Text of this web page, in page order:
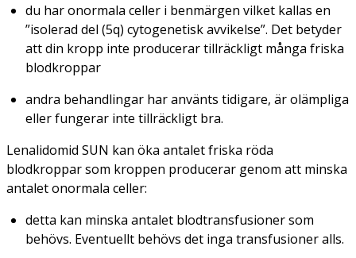
du har onormala celler i benmärgen vilket kallas en
”isolerad del (5q) cytogenetisk avvikelse”. Det betyder
att din kropp inte producerar tillräckligt många friska
blodkroppar
andra behandlingar har använts tidigare, är olämpliga
eller fungerar inte tillräckligt bra.
Lenalidomid SUN kan öka antalet friska röda
blodkroppar som kroppen producerar genom att minska
antalet onormala celler:
detta kan minska antalet blodtransfusioner som
behövs. Eventuellt behövs det inga transfusioner alls.